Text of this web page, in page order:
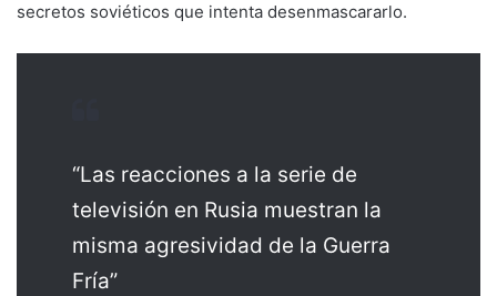
secretos soviéticos que intenta desenmascararlo.
“Las reacciones a la serie de
televisión en Rusia muestran la
misma agresividad de la Guerra
Fría”